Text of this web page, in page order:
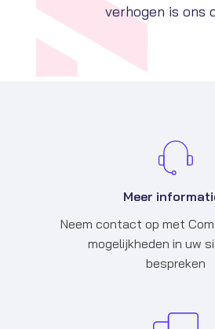
verhogen is ons
Meer
Neem contact op met
mogelijkheden in uw
bespreken